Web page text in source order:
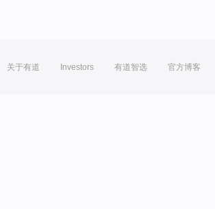
关于有道 Investors 有道智选 官方博客